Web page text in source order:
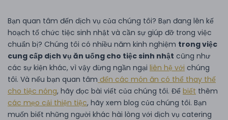
Bạn quan tâm đến dịch vụ của chúng tôi? Bạn đang lên kế
hoạch tổ chức tiệc sinh nhật và cần sự giúp đỡ trong việc
chuẩn bị? Chúng tôi có nhiều năm kinh nghiệm trong việc
cung cấp dịch vụ ăn uống cho tiệc sinh nhật cũng như
các sự kiện khác, vì vậy đừng ngần ngại liên hệ với chúng
tôi. Và nếu bạn quan tâm đến các món ăn có thể thay thế
cho tiệc nóng, hãy đọc bài viết của chúng tôi. Để biết thêm
các mẹo cải thiện tiệc, hãy xem blog của chúng tôi. Bạn
muốn biết những người khác hài lòng với dịch vụ catering